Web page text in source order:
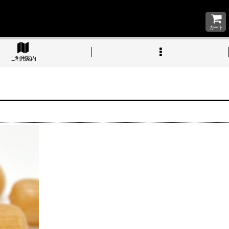
カート
ご利用案内